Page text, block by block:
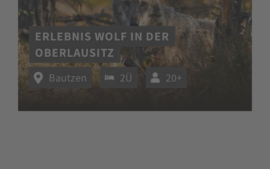
ERLEBNIS WOLF IN DER
OBERLAUSITZ
Bautzen 2Ü 20+